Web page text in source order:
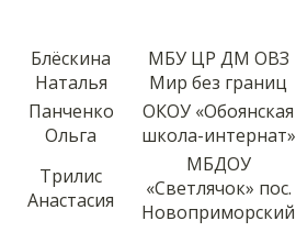
Блёскина
Наталья
МБУ ЦР ДМ ОВЗ
Мир без границ
Панченко
Ольга
ОКОУ «Обоянская
школа-интернат»
Трилис
Анастасия
МБДОУ
«Светлячок» пос.
Новоприморский